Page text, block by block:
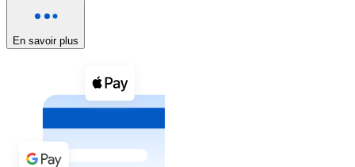
Voir toutes
Coupons crypto
Achetez des cryptomonnaies en espèces et d'autres
Acheter avec espèces
Virement SEPA
En savoir plus